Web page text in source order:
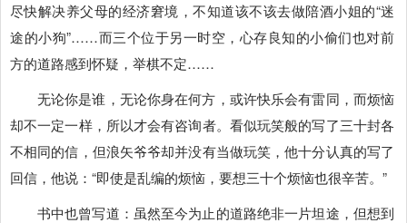
尽快解决养父母的经济窘境，不知道该不该去做陪酒小姐的“迷
途的小狗”……而三个位于另一时空，心存良知的小偷们也对前
方的道路感到怀疑，举棋不定……
无论你是谁，无论你身在何方，或许快乐会有雷同，而烦恼
却不一定一样，所以才会有咨询者。看似玩笑般的写了三十封各
不相同的信，但浪矢爷爷却并没有当做玩笑，他十分认真的写了
回信，他说：“即使是乱编的烦恼，要想三十个烦恼也很辛苦。”
书中也曾写道：虽然至今为止的道路绝非一片坦途，但想到